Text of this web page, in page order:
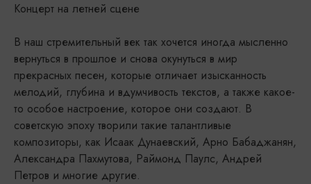
Концерт на летней сцене
В наш стремительный век так хочется иногда мысленно
вернуться в прошлое и снова окунуться в мир
прекрасных песен, которые отличает изысканность
мелодий, глубина и вдумчивость текстов, а также какое-
то особое настроение, которое они создают. В
советскую эпоху творили такие талантливые
композиторы, как Исаак Дунаевский, Арно Бабаджанян,
Александра Пахмутова, Раймонд Паулс, Андрей
Петров и многие другие.